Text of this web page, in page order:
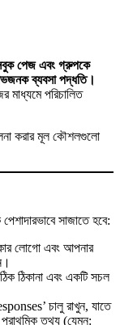
পেজ এবং গ্রুপকে
ব্যবসা পদ্ধতি।
মাধ্যমে পরিচালিত
করার মূল কৌশলগুলো
সাজাতে হবে:
লোগো এবং আপনার
ঠিকানা এবং একটি সচল
চালু রাখুন, যাতে
প্রাথমিক তথ্য (যেমন: